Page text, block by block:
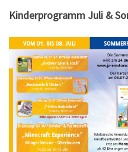
Kinderprogramm Juli &